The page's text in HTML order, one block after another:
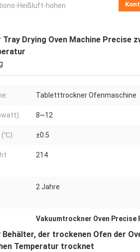
Heißluft-hohen
Tray Drying Oven Machine
Tabletttrockner Ofenmaschine
8~12
(℃): ±0.5
214
2 Jahre
Vakuumtrockner Oven Precise
Behälter, der trockenen Ofen der
Temperatur trocknet